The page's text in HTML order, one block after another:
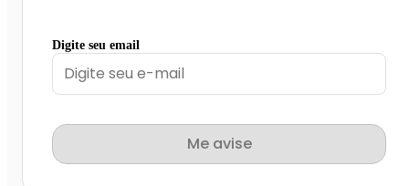
Digite seu email
Me avise